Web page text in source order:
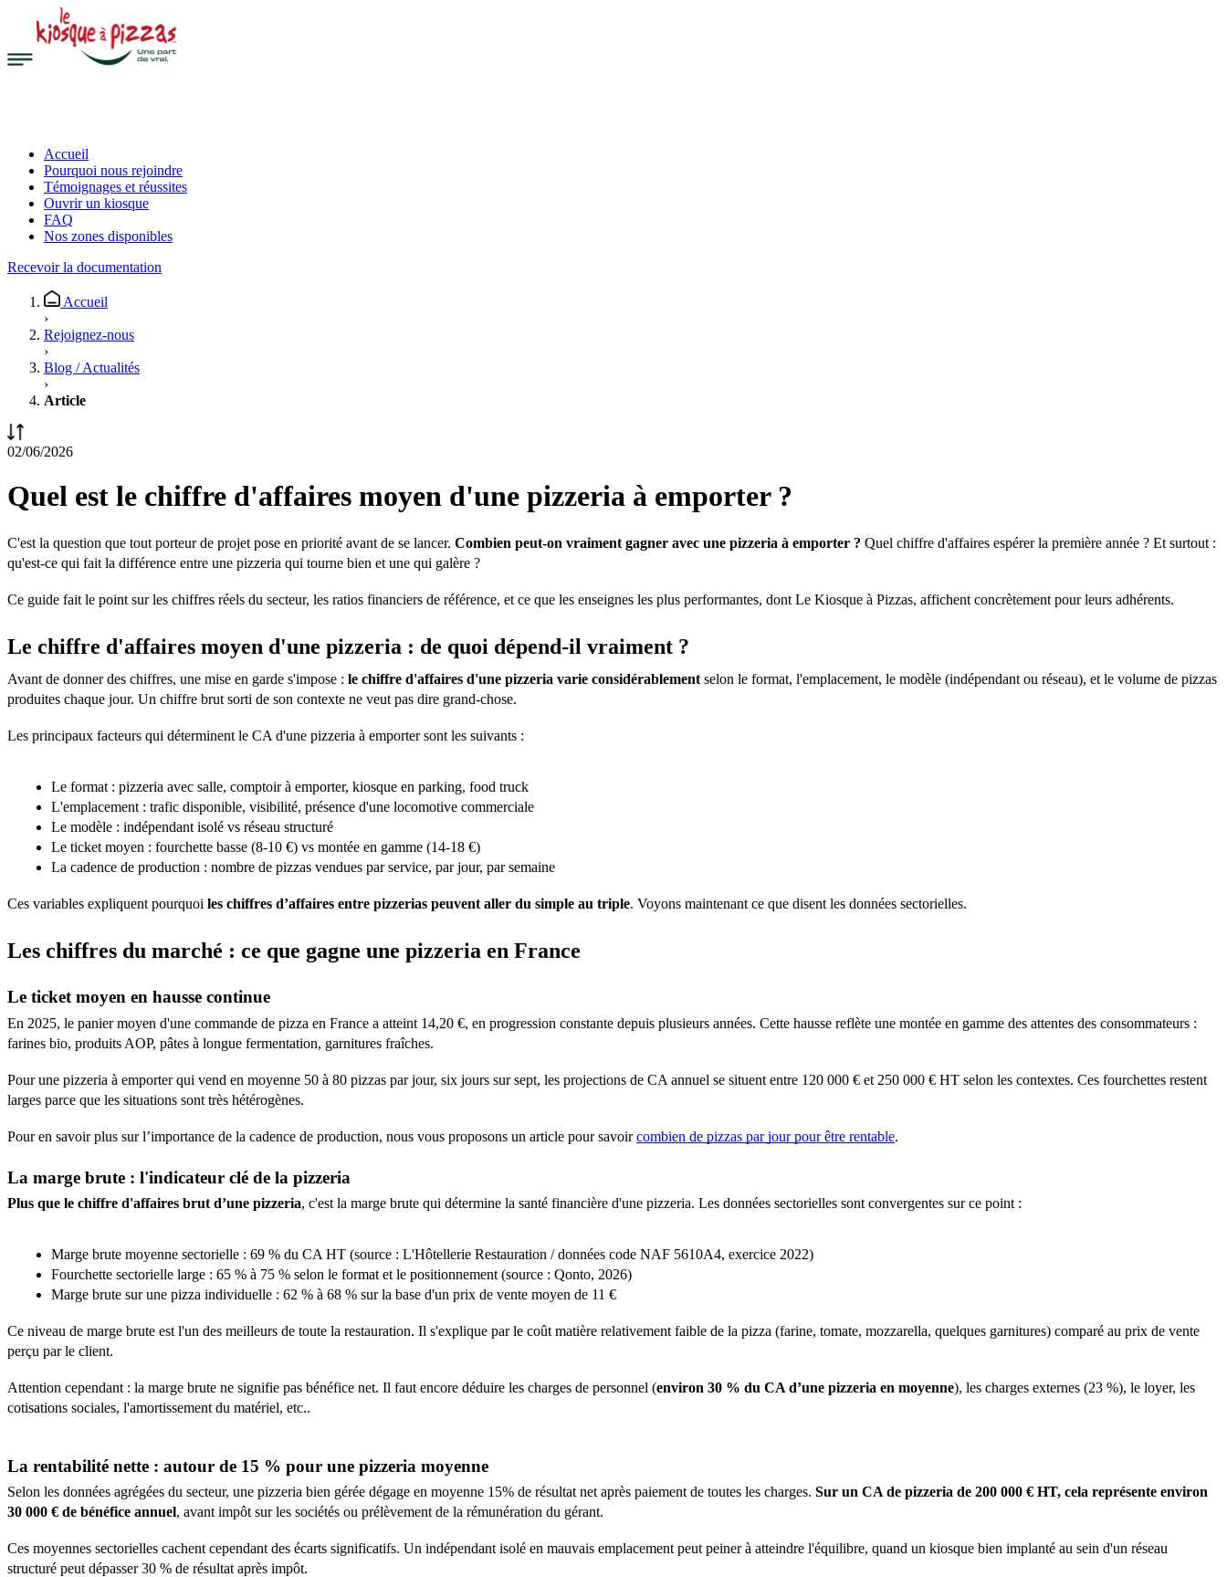
Accueil
Pourquoi nous rejoindre
Témoignages et réussites
Ouvrir un kiosque
FAQ
Nos zones disponibles
Recevoir la documentation
Accueil
›
Rejoignez-nous
›
Blog / Actualités
›
Article
02/06/2026
Quel est le chiffre d'affaires moyen d'une pizzeria à emporter ?
C'est la question que tout porteur de projet pose en priorité avant de se lancer. Combien peut-on vraiment gagner avec une pizzeria à emporter ? Quel chiffre d'affaires espérer la première année ? Et surtout :
qu'est-ce qui fait la différence entre une pizzeria qui tourne bien et une qui galère ?
Ce guide fait le point sur les chiffres réels du secteur, les ratios financiers de référence, et ce que les enseignes les plus performantes, dont Le Kiosque à Pizzas, affichent concrètement pour leurs adhérents.
Le chiffre d'affaires moyen d'une pizzeria : de quoi dépend-il vraiment ?
Avant de donner des chiffres, une mise en garde s'impose : le chiffre d'affaires d'une pizzeria varie considérablement selon le format, l'emplacement, le modèle (indépendant ou réseau), et le volume de pizzas
produites chaque jour. Un chiffre brut sorti de son contexte ne veut pas dire grand-chose.
Les principaux facteurs qui déterminent le CA d'une pizzeria à emporter sont les suivants :
Le format : pizzeria avec salle, comptoir à emporter, kiosque en parking, food truck
L'emplacement : trafic disponible, visibilité, présence d'une locomotive commerciale
Le modèle : indépendant isolé vs réseau structuré
Le ticket moyen : fourchette basse (8-10 €) vs montée en gamme (14-18 €)
La cadence de production : nombre de pizzas vendues par service, par jour, par semaine
Ces variables expliquent pourquoi les chiffres d’affaires entre pizzerias peuvent aller du simple au triple. Voyons maintenant ce que disent les données sectorielles.
Les chiffres du marché : ce que gagne une pizzeria en France
Le ticket moyen en hausse continue
En 2025, le panier moyen d'une commande de pizza en France a atteint 14,20 €, en progression constante depuis plusieurs années. Cette hausse reflète une montée en gamme des attentes des consommateurs :
farines bio, produits AOP, pâtes à longue fermentation, garnitures fraîches.
Pour une pizzeria à emporter qui vend en moyenne 50 à 80 pizzas par jour, six jours sur sept, les projections de CA annuel se situent entre 120 000 € et 250 000 € HT selon les contextes. Ces fourchettes restent
larges parce que les situations sont très hétérogènes.
Pour en savoir plus sur l’importance de la cadence de production, nous vous proposons un article pour savoircombien de pizzas par jour pour être rentable.
La marge brute : l'indicateur clé de la pizzeria
Plus que le chiffre d'affaires brut d’une pizzeria, c'est la marge brute qui détermine la santé financière d'une pizzeria. Les données sectorielles sont convergentes sur ce point :
Marge brute moyenne sectorielle : 69 % du CA HT (source : L'Hôtellerie Restauration / données code NAF 5610A4, exercice 2022)
Fourchette sectorielle large : 65 % à 75 % selon le format et le positionnement (source : Qonto, 2026)
Marge brute sur une pizza individuelle : 62 % à 68 % sur la base d'un prix de vente moyen de 11 €
Ce niveau de marge brute est l'un des meilleurs de toute la restauration. Il s'explique par le coût matière relativement faible de la pizza (farine, tomate, mozzarella, quelques garnitures) comparé au prix de vente
perçu par le client.
Attention cependant : la marge brute ne signifie pas bénéfice net. Il faut encore déduire les charges de personnel (environ 30 % du CA d’une pizzeria en moyenne), les charges externes (23 %), le loyer, les
cotisations sociales, l'amortissement du matériel, etc..
La rentabilité nette : autour de 15 % pour une pizzeria moyenne
Selon les données agrégées du secteur, une pizzeria bien gérée dégage en moyenne 15% de résultat net après paiement de toutes les charges. Sur un CA de pizzeria de 200 000 € HT, cela représente environ
30 000 € de bénéfice annuel, avant impôt sur les sociétés ou prélèvement de la rémunération du gérant.
Ces moyennes sectorielles cachent cependant des écarts significatifs. Un indépendant isolé en mauvais emplacement peut peiner à atteindre l'équilibre, quand un kiosque bien implanté au sein d'un réseau
structuré peut dépasser 30 % de résultat après impôt.